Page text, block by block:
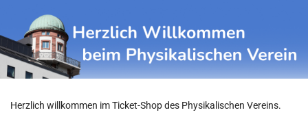
Haupt-
Inhalt
springen
Physikalischer
Verein
Herzlich willkommen im Ticket-Shop des Physikalischen Vereins.